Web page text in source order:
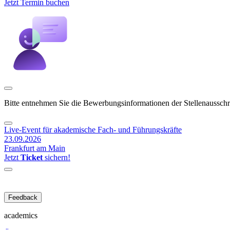
Jetzt Termin buchen
Bitte entnehmen Sie die Bewerbungsinformationen der
Live-Event für akademische Fach- und Führungskräfte
23.09.2026
Frankfurt am Main
Jetzt Ticket sichern!
Feedback
academics